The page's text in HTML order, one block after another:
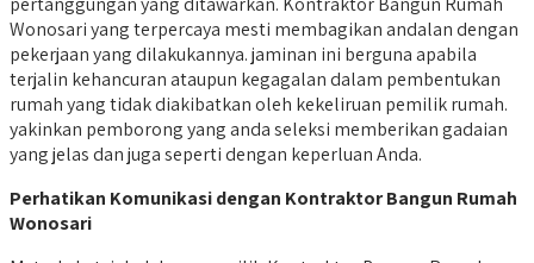
Wonosari yang terpercaya mesti membagikan andalan dengan
pekerjaan yang dilakukannya. jaminan ini berguna apabila
terjalin kehancuran ataupun kegagalan dalam pembentukan
rumah yang tidak diakibatkan oleh kekeliruan pemilik rumah.
yakinkan pemborong yang anda seleksi memberikan gadaian
yang jelas dan juga seperti dengan keperluan Anda.
Perhatikan Komunikasi dengan Kontraktor Bangun Rumah
Wonosari